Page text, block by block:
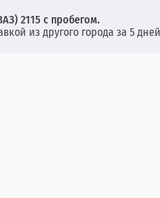
2115 с пробегом.
из другого города за 5 дней